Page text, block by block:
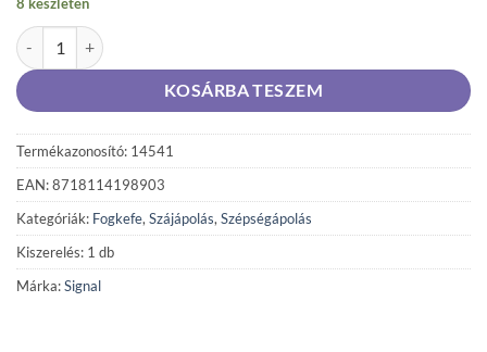
Signal White Now White System közepes keménységű fogkefe
KOSÁRBA TESZEM
Termékazonosító: 14541
EAN: 8718114198903
Kategóriák: Fogkefe,Szájápolás,Szépségápolás
Kiszerelés: 1 db
Márka:Signal